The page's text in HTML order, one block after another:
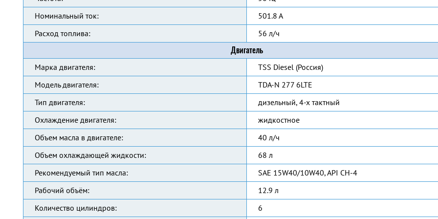
Номинальный ток:
501.8 А
Расход топлива:
56 л/ч
Двигатель
Марка двигателя:
TSS Diesel (Россия)
Модель двигателя:
TDA-N 277 6LTE
Тип двигателя:
дизельный, 4-х тактный
Охлаждение двигателя:
жидкостное
Объем масла в двигателе:
40 л/ч
Объем охлаждающей жидкости:
68 л
Рекомендуемый тип масла:
SAE 15W40/10W40, API CH-4
Рабочий объём:
12.9 л
Количество цилиндров:
6